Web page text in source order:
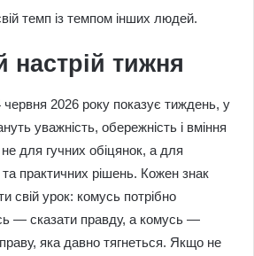
темп із темпом інших людей.
тижня
червня 2026 року показує тиждень, у
уважність, обережність і вміння
для гучних обіцянок, а для
та практичних рішень. Кожен знак
свій урок: комусь потрібно
— сказати правду, а комусь —
яка давно тягнеться. Якщо не